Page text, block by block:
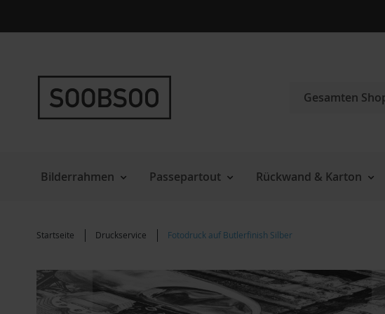
zum
Bilderrahmen Passepartout Rückwand & Karton
Startseite Druckservice Fotodruck auf Butlerfinish Silber
Zum
Ende